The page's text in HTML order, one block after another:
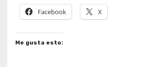
Facebook X
Me gusta esto: